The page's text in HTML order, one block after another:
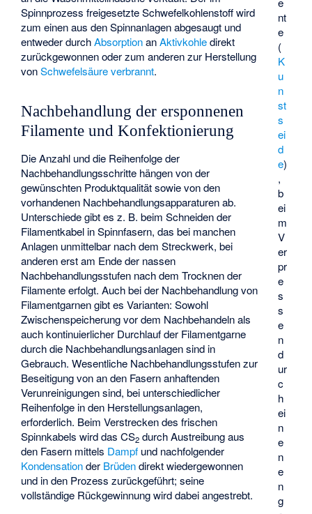
nt
e
(
K
u
n
st
s
ei
d
e)
,
b
ei
m
V
er
pr
e
s
s
e
n
d
ur
c
h
ei
n
e
n
e
n
g
Spinnprozess freigesetzte Schwefelkohlenstoff wird
zum einen aus den Spinnanlagen abgesaugt und
entweder durchAbsorptionanAktivkohledirekt
zurückgewonnen oder zum anderen zur Herstellung
vonSchwefelsäure verbrannt.
Nachbehandlung der ersponnenen
Filamente und Konfektionierung
Die Anzahl und die Reihenfolge der
Nachbehandlungsschritte hängen von der
gewünschten Produktqualität sowie von den
vorhandenen Nachbehandlungsapparaturen ab.
Unterschiede gibt es z. B. beim Schneiden der
Filamentkabel in Spinnfasern, das bei manchen
Anlagen unmittelbar nach dem Streckwerk, bei
anderen erst am Ende der nassen
Nachbehandlungsstufen nach dem Trocknen der
Filamente erfolgt. Auch bei der Nachbehandlung von
Filamentgarnen gibt es Varianten: Sowohl
Zwischenspeicherung vor dem Nachbehandeln als
auch kontinuierlicher Durchlauf der Filamentgarne
durch die Nachbehandlungsanlagen sind in
Gebrauch. Wesentliche Nachbehandlungsstufen zur
Beseitigung von an den Fasern anhaftenden
Verunreinigungen sind, bei unterschiedlicher
Reihenfolge in den Herstellungsanlagen,
erforderlich. Beim Verstrecken des frischen
Spinnkabels wird das CS2 durch Austreibung aus
den Fasern mittels Dampf und nachfolgender
Kondensationder Brüdendirekt wiedergewonnen
und in den Prozess zurückgeführt; seine
vollständige Rückgewinnung wird dabei angestrebt.